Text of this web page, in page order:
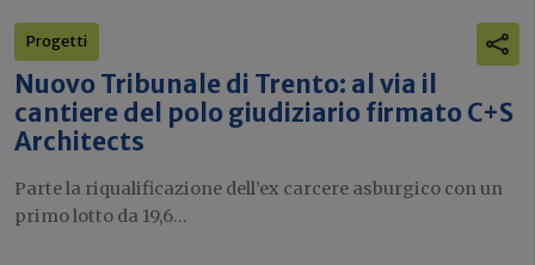
Progetti
Nuovo Tribunale di Trento: al via il
cantiere del polo giudiziario firmato C+S
Architects
Parte la riqualificazione dell’ex carcere asburgico con un
primo lotto da 19,6...